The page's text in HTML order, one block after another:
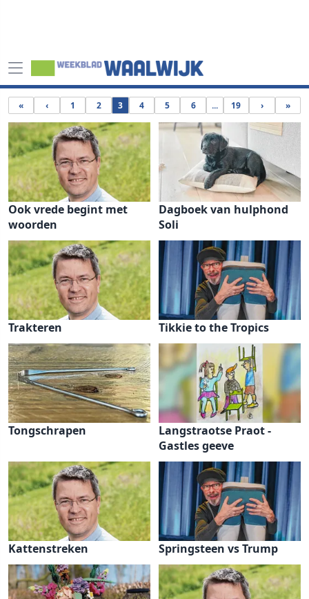
« ‹ 1 2 3 4 5 6 ... 19 › »
Ook vrede begint met
woorden
Dagboek van hulphond
Soli
Trakteren Tikkie to the Tropics
Tongschrapen
Langstraotse Praot -
Gastles geeve
Kattenstreken Springsteen vs Trump